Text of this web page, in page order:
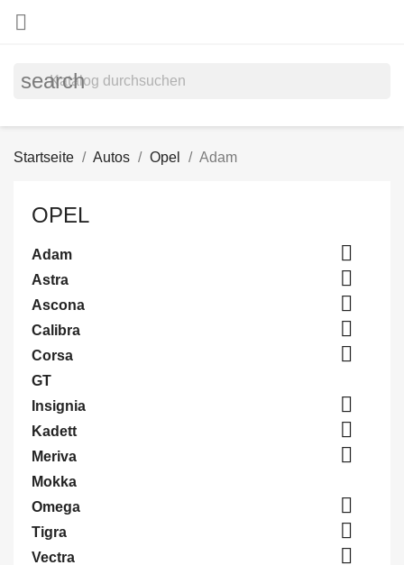

search
Startseite Autos Opel Adam
OPEL
Adam 
Astra 
Ascona 
Calibra 
Corsa 
GT
Insignia

Kadett 
Meriva 
Mokka
Omega

Tigra 
Vectra 